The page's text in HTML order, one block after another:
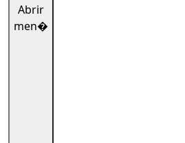
Abrir
men�